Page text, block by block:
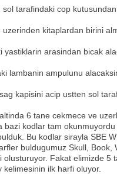
sol tarafindaki cop
uzerinden kitaplardan birini
yastiklarin arasindan bicak
lambanin ampulunu
kapisini acip ustten sol
6 tane cekmece ve
bazi kodlar tam
Bu kodlar sirayla SBE
buldugumuz Skull, Book,
olusturuyor. Fakat elimizde 5
kelimesinin ilk harfi oluyor.